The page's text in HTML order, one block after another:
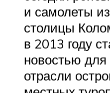
и самолеты
столицы
в 2013 году
новостью для
отрасли